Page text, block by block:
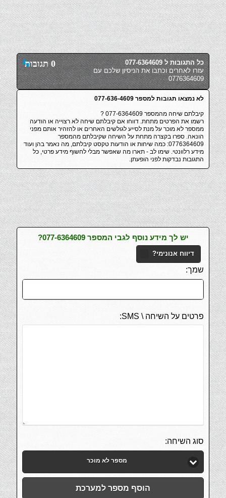
0 תגובות
כל התגובות ל 077-6364609
עזרו לאחרים וכתבו את הניסיון שלכם עם
0776364609
לא נמצאו תגובות למספר 077-636-4609
קיבלתם שיחה מהמספר 077-6364609 ?
רשמו את הפרטים מתחת. דווחו אם קיבלתם שיחה לא רצוייה או הודעה
ממספר לא מוכר על מנת לסייע לגולשים האחרים או להזהיר אותם מפני
הונאה. ספרו בקצרה מתחת על השיחה שקיבלתם מהמספר
0776364609: כמה שיחות או הודעות טקסט קיבלתם, מה נאמר בהן ועוד
מידע רלוונטי. שימו לב - תארו מה שאפשר מבלי לחשוף מידע פרטי, כל
התגובות נבדקות לפני הופעתן.
יש לך מידע נוסף לגבי המספר 077-6364609?
דיווח אנונימי?
שמך:
פרטים על השיחה \ SMS:
סוג השיחה:
מספר לא מוכר
הוסף מספר למערכת